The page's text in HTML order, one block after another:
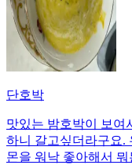
단호박
맛있는 밤호박이 보여
하니 갈고싶더라구요.
몬을 워낙 좋아해서